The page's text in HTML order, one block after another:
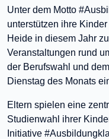
Unter dem Motto
unterstützen ihre
Heide in diesem Jahr
Veranstaltungen rund
der Berufswahl und
Dienstag des Monats
Eltern spielen eine
Studienwahl ihrer
Initiative